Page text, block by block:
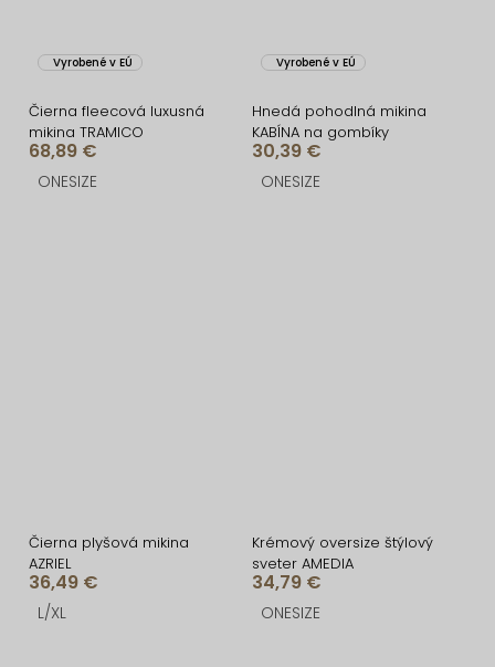
Vyrobené v EÚ
Čierna fleecová luxusná
mikina TRAMICO
68,89 €
ONESIZE
Vyrobené v EÚ
Hnedá pohodlná mikina
KABÍNA na gombíky
30,39 €
ONESIZE
Čierna plyšová mikina
AZRIEL
36,49 €
L/XL
Krémový oversize štýlový
sveter AMEDIA
34,79 €
ONESIZE